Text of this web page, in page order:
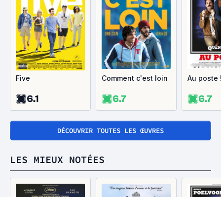
Five
6.1
Comment c'est loin
6.7
Au poste
6.7
DÉCOUVRIR TOUTES LES ŒUVRES
LES MIEUX NOTÉES